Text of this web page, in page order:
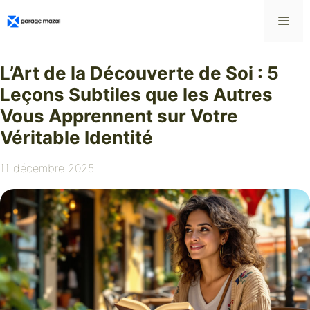
au
L’Art de la Découverte de Soi : 5
Leçons Subtiles que les Autres
Vous Apprennent sur Votre
Véritable Identité
11 décembre 2025